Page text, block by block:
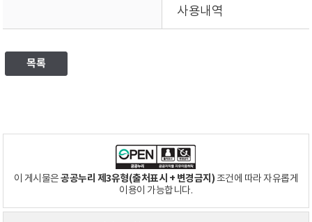
사용내역
목록
이 게시물은공공누리 제3유형(출처표시 + 변경금지)조건에 따라 자유롭게
이용이 가능합니다.